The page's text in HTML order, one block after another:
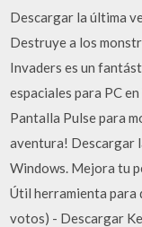
Descargar la última
Destruye a los
Invaders es un
espaciales para PC
Pantalla Pulse para
aventura! Descargar
Windows. Mejora tu
Útil herramienta para
votos) - Descargar